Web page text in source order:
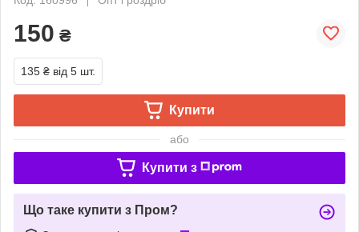
150 ₴
135 ₴ від 5 шт.
Купити
або
Купити з
Що таке купити з Пром?